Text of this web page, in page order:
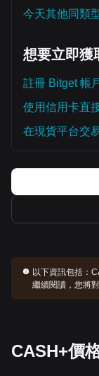
今天其他同類
想要立即獲
註冊 Bitget 帳
使用信用卡直
在現貨平台交
以下資訊包括：
繼續閱讀，您將
CASH+價